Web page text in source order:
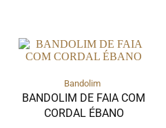
Bandolim
BANDOLIM DE FAIA COM
CORDAL ÉBANO